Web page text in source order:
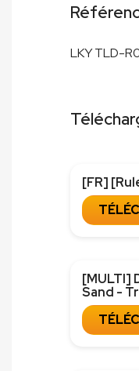
LKY TLD-
[FR]
[MULTI]
Sand -